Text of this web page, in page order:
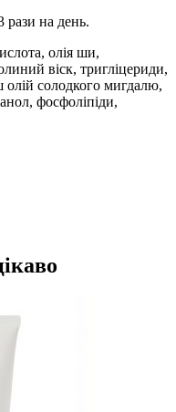
рази на день.
олія ши,
віск, тригліцериди,
олій солодкого мигдалю,
фосфоліпіди,